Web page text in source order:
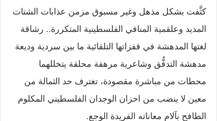
كثَّفت بشكل مذهل وغير مسبوق مزمن عذابات الشتات
المديد وعلقمية المنافي الفلسطينية المتكررة.. رشاقة
لغتها المدهشة في قفزاتها التلقائية ما بين سردية وديعة
مدهشة التدفُّق وشاعرية مرهفة محلقة يتخللهما
محطات من مباشرة مقصودة، تغترف حد الثمالة من
معين لا ينضب من احزان الوجدان الفلسطيني المكلوم
الطافح بآلام معاناته الفريدة الوجع.